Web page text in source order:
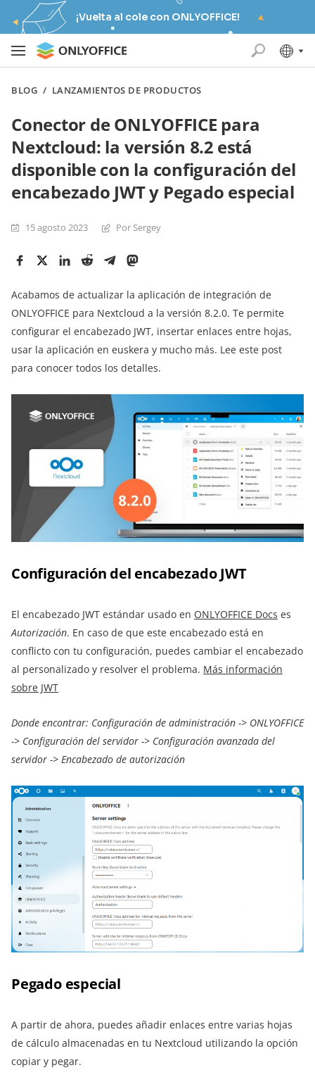
¡Vuelta al cole con ONLYOFFICE!
BLOG / LANZAMIENTOS DE PRODUCTOS
Conector de ONLYOFFICE para
Nextcloud: la versión 8.2 está
disponible con la configuración del
encabezado JWT y Pegado especial
15 agosto 2023 Por Sergey
Acabamos de actualizar la aplicación de integración de
ONLYOFFICE para Nextcloud a la versión 8.2.0. Te permite
configurar el encabezado JWT, insertar enlaces entre hojas,
usar la aplicación en euskera y mucho más. Lee este post
para conocer todos los detalles.
Configuración del encabezado JWT
El encabezado JWT estándar usado en ONLYOFFICE Docs es
Autorización. En caso de que este encabezado está en
conflicto con tu configuración, puedes cambiar el encabezado
al personalizado y resolver el problema. Más información
sobre JWT
Donde encontrar: Configuración de administración -> ONLYOFFICE
-> Configuración del servidor -> Configuración avanzada del
servidor -> Encabezado de autorización
Pegado especial
A partir de ahora, puedes añadir enlaces entre varias hojas
de cálculo almacenadas en tu Nextcloud utilizando la opción
copiar y pegar.